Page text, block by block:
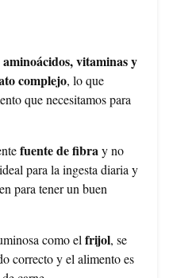
vitaminas y
complejo, lo que
que necesitamos para
fuente de fibray no
para la ingesta diaria y
para tener un buen
como elfrijol, se
correcto y el alimento es